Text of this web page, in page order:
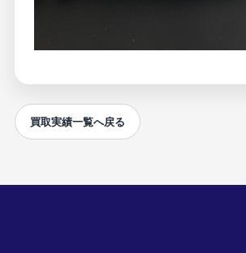
買取実績一覧へ戻る